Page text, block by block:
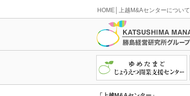
HOME│ 上越M&Aセンターについて